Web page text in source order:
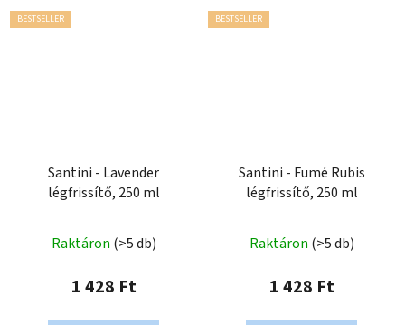
BESTSELLER
Santini - Lavender
légfrissítő, 250 ml
Raktáron (>5 db)
1 428 Ft
BESTSELLER
Santini - Fumé Rubis
légfrissítő, 250 ml
Raktáron (>5 db)
1 428 Ft